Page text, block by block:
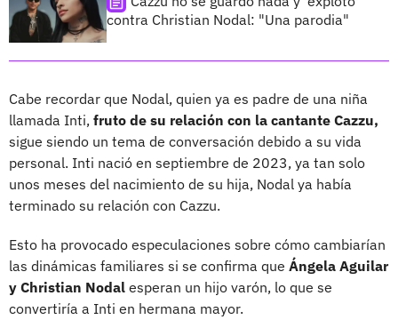
contra Christian Nodal: "Una parodia"
Cabe recordar que Nodal, quien ya es padre de una niña
llamada Inti, fruto de su relación con la cantante Cazzu,
sigue siendo un tema de conversación debido a su vida
personal. Inti nació en septiembre de 2023, ya tan solo
unos meses del nacimiento de su hija, Nodal ya había
terminado su relación con Cazzu.
Esto ha provocado especulaciones sobre cómo cambiarían
las dinámicas familiares si se confirma que Ángela Aguilar
y Christian Nodal esperan un hijo varón, lo que se
convertiría a Inti en hermana mayor.